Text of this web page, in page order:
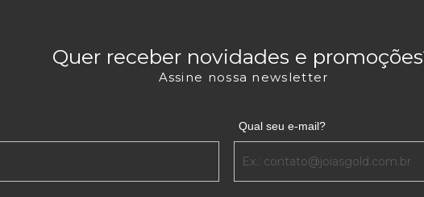
Quer receber novidades e
Assine nossa newsletter
Qual seu e-mail?